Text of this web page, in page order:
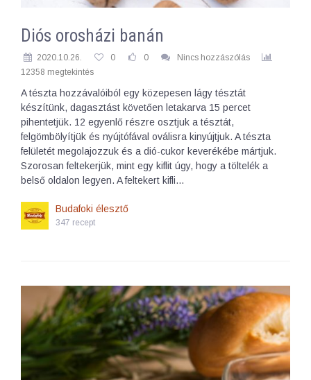
Diós orosházi banán
2020.10.26. 0 0
Nincs hozzászólás
12358 megtekintés
A tészta hozzávalóiból egy közepesen lágy tésztát
készítünk, dagasztást követően letakarva 15 percet
pihentetjük. 12 egyenlő részre osztjuk a tésztát,
felgömbölyítjük és nyújtófával oválisra kinyújtjuk. A tészta
felületét megolajozzuk és a dió-cukor keverékébe mártjuk.
Szorosan feltekerjük, mint egy kiflit úgy, hogy a töltelék a
belső oldalon legyen. A feltekert kifli…
Budafoki élesztő
347 recept